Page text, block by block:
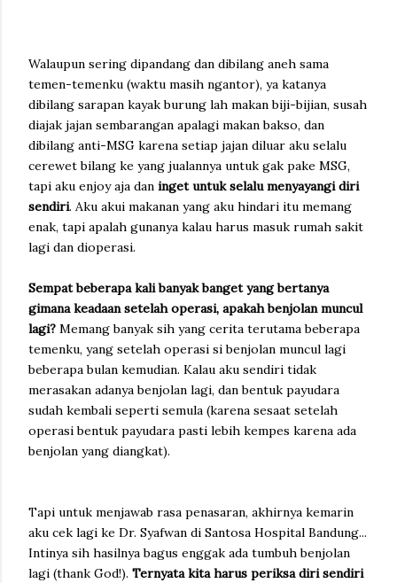
Walaupun sering dipandang dan dibilang aneh sama
temen-temenku (waktu masih ngantor), ya katanya
dibilang sarapan kayak burung lah makan biji-bijian, susah
diajak jajan sembarangan apalagi makan bakso, dan
dibilang anti-MSG karena setiap jajan diluar aku selalu
cerewet bilang ke yang jualannya untuk gak pake MSG,
tapi aku enjoy aja dan inget untuk selalu menyayangi diri
sendiri. Aku akui makanan yang aku hindari itu memang
enak, tapi apalah gunanya kalau harus masuk rumah sakit
lagi dan dioperasi.
Sempat beberapa kali banyak banget yang bertanya
gimana keadaan setelah operasi, apakah benjolan muncul
lagi? Memang banyak sih yang cerita terutama beberapa
temenku, yang setelah operasi si benjolan muncul lagi
beberapa bulan kemudian. Kalau aku sendiri tidak
merasakan adanya benjolan lagi, dan bentuk payudara
sudah kembali seperti semula (karena sesaat setelah
operasi bentuk payudara pasti lebih kempes karena ada
benjolan yang diangkat).
Tapi untuk menjawab rasa penasaran, akhirnya kemarin
aku cek lagi ke Dr. Syafwan di Santosa Hospital Bandung...
Intinya sih hasilnya bagus enggak ada tumbuh benjolan
lagi (thank God!). Ternyata kita harus periksa diri sendiri